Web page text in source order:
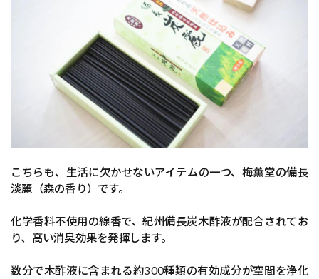
こちらも、生活に欠かせないアイテムの一つ、梅薫堂の備長
淡麗（森の香り）です。
化学香料不使用の線香で、紀州備長炭木酢液が配合されてお
り、高い消臭効果を発揮します。
数分で木酢液に含まれる約300種類の有効成分が空間を浄化